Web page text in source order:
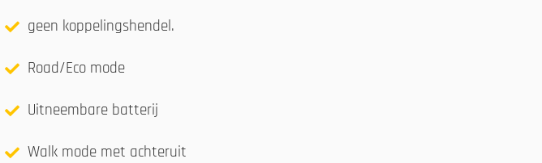
geen koppelingshendel.
Road/Eco mode
Uitneembare batterij
Walk mode met achteruit